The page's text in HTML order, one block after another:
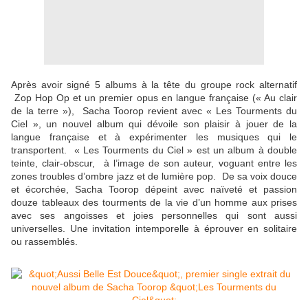
Après avoir signé 5 albums à la tête du groupe rock alternatif
Zop Hop Op et un premier opus en langue française (« Au clair
de la terre »), Sacha Toorop revient avec « Les Tourments du
Ciel », un nouvel album qui dévoile son plaisir à jouer de la
langue française et à expérimenter les musiques qui le
transportent. « Les Tourments du Ciel » est un album à double
teinte, clair-obscur, à l’image de son auteur, voguant entre les
zones troubles d’ombre jazz et de lumière pop. De sa voix douce
et écorchée, Sacha Toorop dépeint avec naïveté et passion
douze tableaux des tourments de la vie d’un homme aux prises
avec ses angoisses et joies personnelles qui sont aussi
universelles. Une invitation intemporelle à éprouver en solitaire
ou rassemblés.